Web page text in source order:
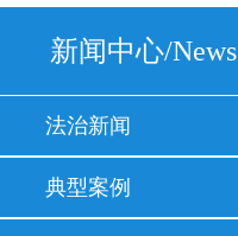
新闻中心/News
法治新闻
典型案例